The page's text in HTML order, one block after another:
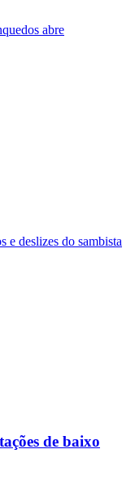
abre
e deslizes do sambista
de baixo